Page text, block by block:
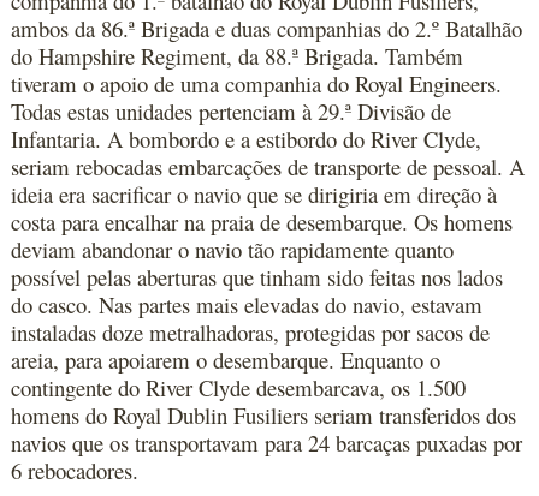
ambos da 86.ª Brigada e duas companhias do 2.º Batalhão
do Hampshire Regiment, da 88.ª Brigada. Também
tiveram o apoio de uma companhia do Royal Engineers.
Todas estas unidades pertenciam à 29.ª Divisão de
Infantaria. A bombordo e a estibordo do River Clyde,
seriam rebocadas embarcações de transporte de pessoal. A
ideia era sacrificar o navio que se dirigiria em direção à
costa para encalhar na praia de desembarque. Os homens
deviam abandonar o navio tão rapidamente quanto
possível pelas aberturas que tinham sido feitas nos lados
do casco. Nas partes mais elevadas do navio, estavam
instaladas doze metralhadoras, protegidas por sacos de
areia, para apoiarem o desembarque. Enquanto o
contingente do River Clyde desembarcava, os 1.500
homens do Royal Dublin Fusiliers seriam transferidos dos
navios que os transportavam para 24 barcaças puxadas por
6 rebocadores.